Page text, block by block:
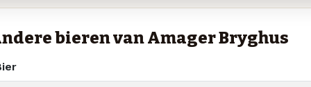
bieren van Amager Bryghus